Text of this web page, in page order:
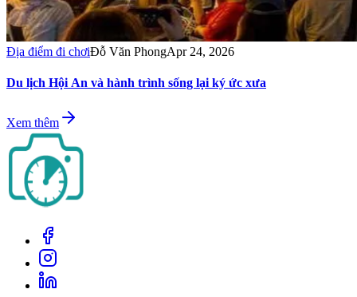
Địa điểm đi chơiĐỗ Văn PhongApr 24, 2026
Du lịch Hội An và hành trình sống lại ký ức xưa
Xem thêm